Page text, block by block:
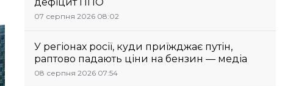
07 серпня 2026 08:02
У регіонах росії, куди приїжджає путін,
раптово падають ціни на бензин — медіа
08 серпня 2026 07:54